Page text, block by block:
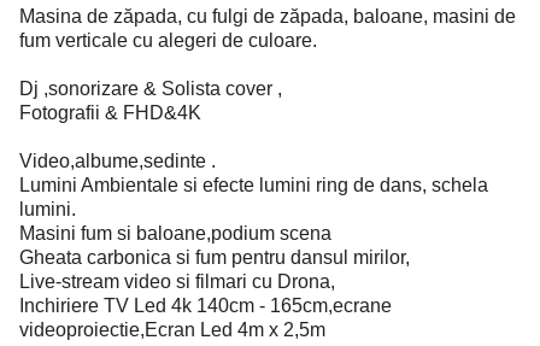
Masina de zăpada, cu fulgi de zăpada, baloane, masini de
fum verticale cu alegeri de culoare.
Dj ,sonorizare & Solista cover ,
Fotografii & FHD&4K
Video,albume,sedinte .
Lumini Ambientale si efecte lumini ring de dans, schela
lumini.
Masini fum si baloane,podium scena
Gheata carbonica si fum pentru dansul mirilor,
Live-stream video si filmari cu Drona,
Inchiriere TV Led 4k 140cm - 165cm,ecrane
videoproiectie,Ecran Led 4m x 2,5m